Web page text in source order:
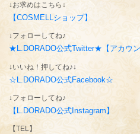
↓お求めはこちら↓
【COSMELLショップ】
↓フォローしてね♪
★L.DORADO公式Twitter★【アカウン
↓いいね！押してね♪↓
☆L.DORADO公式Facebook☆
↓フォローしてね♪
【L.DORADO公式Instagram】
【TEL】